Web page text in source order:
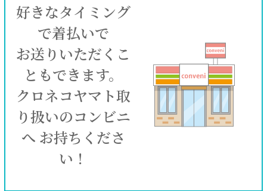
好きなタイミング
で着払いで
お送りいただくこ
ともできます。
クロネコヤマト取
り扱いのコンビニ
へ お持ちくださ
い！